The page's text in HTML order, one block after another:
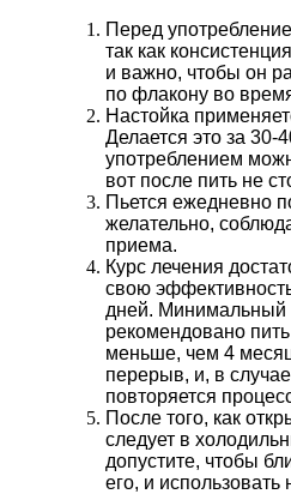
Перед
так как
и важно, чтобы он
по флакону во
Настойка
Делается это за
употреблением
вот после пить не
Пьется ежедневно
желательно,
приема.
Курс лечения
свою
дней. Минимальный
рекомендовано
меньше, чем 4
перерыв, и, в
повторяется
После того, как
следует в
допустите, чтобы
его, и